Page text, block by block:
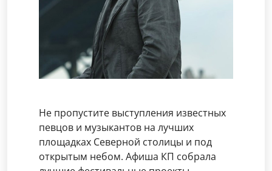
Не пропустите выступления известных
певцов и музыкантов на лучших
площадках Северной столицы и под
открытым небом. Афиша КП собрала